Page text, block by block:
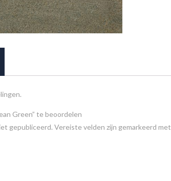
Green” te beoordelen
gepubliceerd. Vereiste velden zijn gemarkeerd met